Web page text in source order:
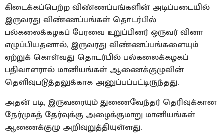
கிடைக்கப்பெற்ற விண்ணப்பங்களின் அடிப்படையில்
இருவரது விண்ணப்பங்கள் தொடர்பில்
பல்கலைக்கழகப் பேரவை உறுப்பினர் ஒருவர் வினா
எழுப்பியதனால், இருவரது விண்ணப்பங்களையும்
ஏற்றுக் கொள்வது தொடர்பில் பல்கலைக்கழகப்
பதிவாளரால் மானியங்கள் ஆணைக்குழுவின்
தெளிவுபடுத்தலுக்காக அனுப்பப்பட்டிருந்தது.
அதன் படி, இருவரையும் துணைவேந்தர் தெரிவுக்கான
நேர்முகத் தேர்வுக்கு அழைக்குமாறு மானியங்கள்
ஆணைக்குழு அறிவுறுத்தியுள்ளது.